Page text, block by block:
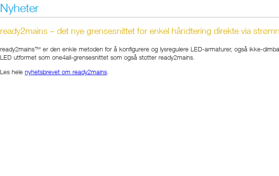
Nyheter
ready2mains – det nye grensesnittet for enkel håndtering direkte via
ready2mains™ er den enkle metoden for å konfigurere og lysregulere LED-armaturer, også ikke-
LED utformet som one4all-grensesnittet som også støtter ready2mains.
Les hele nyhetsbrevet om ready2mains